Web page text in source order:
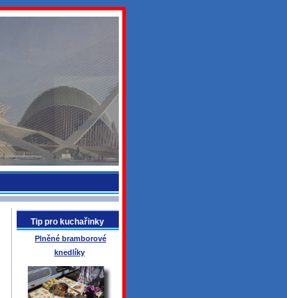
Tip pro kuchařinky
Plněné bramborové
knedlíky